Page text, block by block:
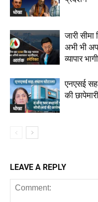
धोखा
आतंक
जारी
अभी भी
व्यापार
धोखा
एनएसई
की छापेमारी
LEAVE A REPLY